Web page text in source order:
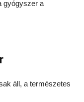
gyógyszer a
áll, a természetes